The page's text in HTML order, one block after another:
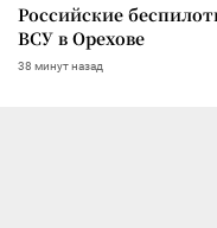
Российские
ВСУ в Орехове
38 минут назад